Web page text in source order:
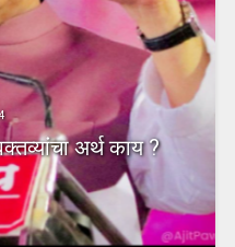
अर्थ काय ?